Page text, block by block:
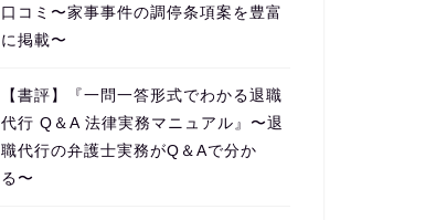
口コミ〜家事事件の調停条項案を豊富
に掲載〜
【書評】『一問一答形式でわかる退職
代行 Q＆A 法律実務マニュアル』〜退
職代行の弁護士実務がQ＆Aで分か
る〜